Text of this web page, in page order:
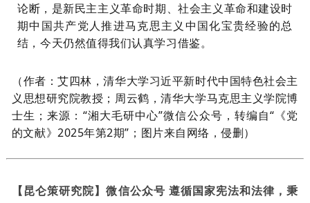
论断，是新民主主义革命时期、社会主义革命和建设时
期中国共产党人推进马克思主义中国化宝贵经验的总
结，今天仍然值得我们认真学习借鉴。
（作者：艾四林，清华大学习近平新时代中国特色社会主
义思想研究院教授；周云鹤，清华大学马克思主义学院博
士生 ；来源： “湘大毛研中心”微信公众号，转编自“《党
的文献》2025年第2期”；图片来自网络，侵删）
【昆仑策研究院】微信公众号 遵循国家宪法和法律，秉